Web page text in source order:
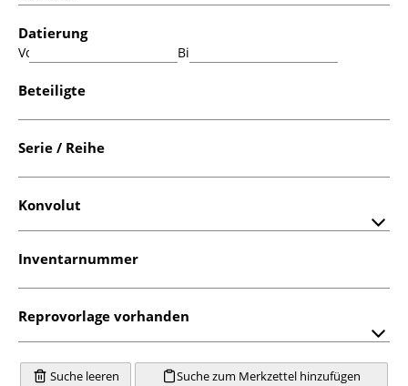
Datierung
Von: Bis:
Beteiligte
Serie / Reihe
Konvolut
Inventarnummer
Reprovorlage vorhanden
Suche leeren Suche zum Merkzettel hinzufügen